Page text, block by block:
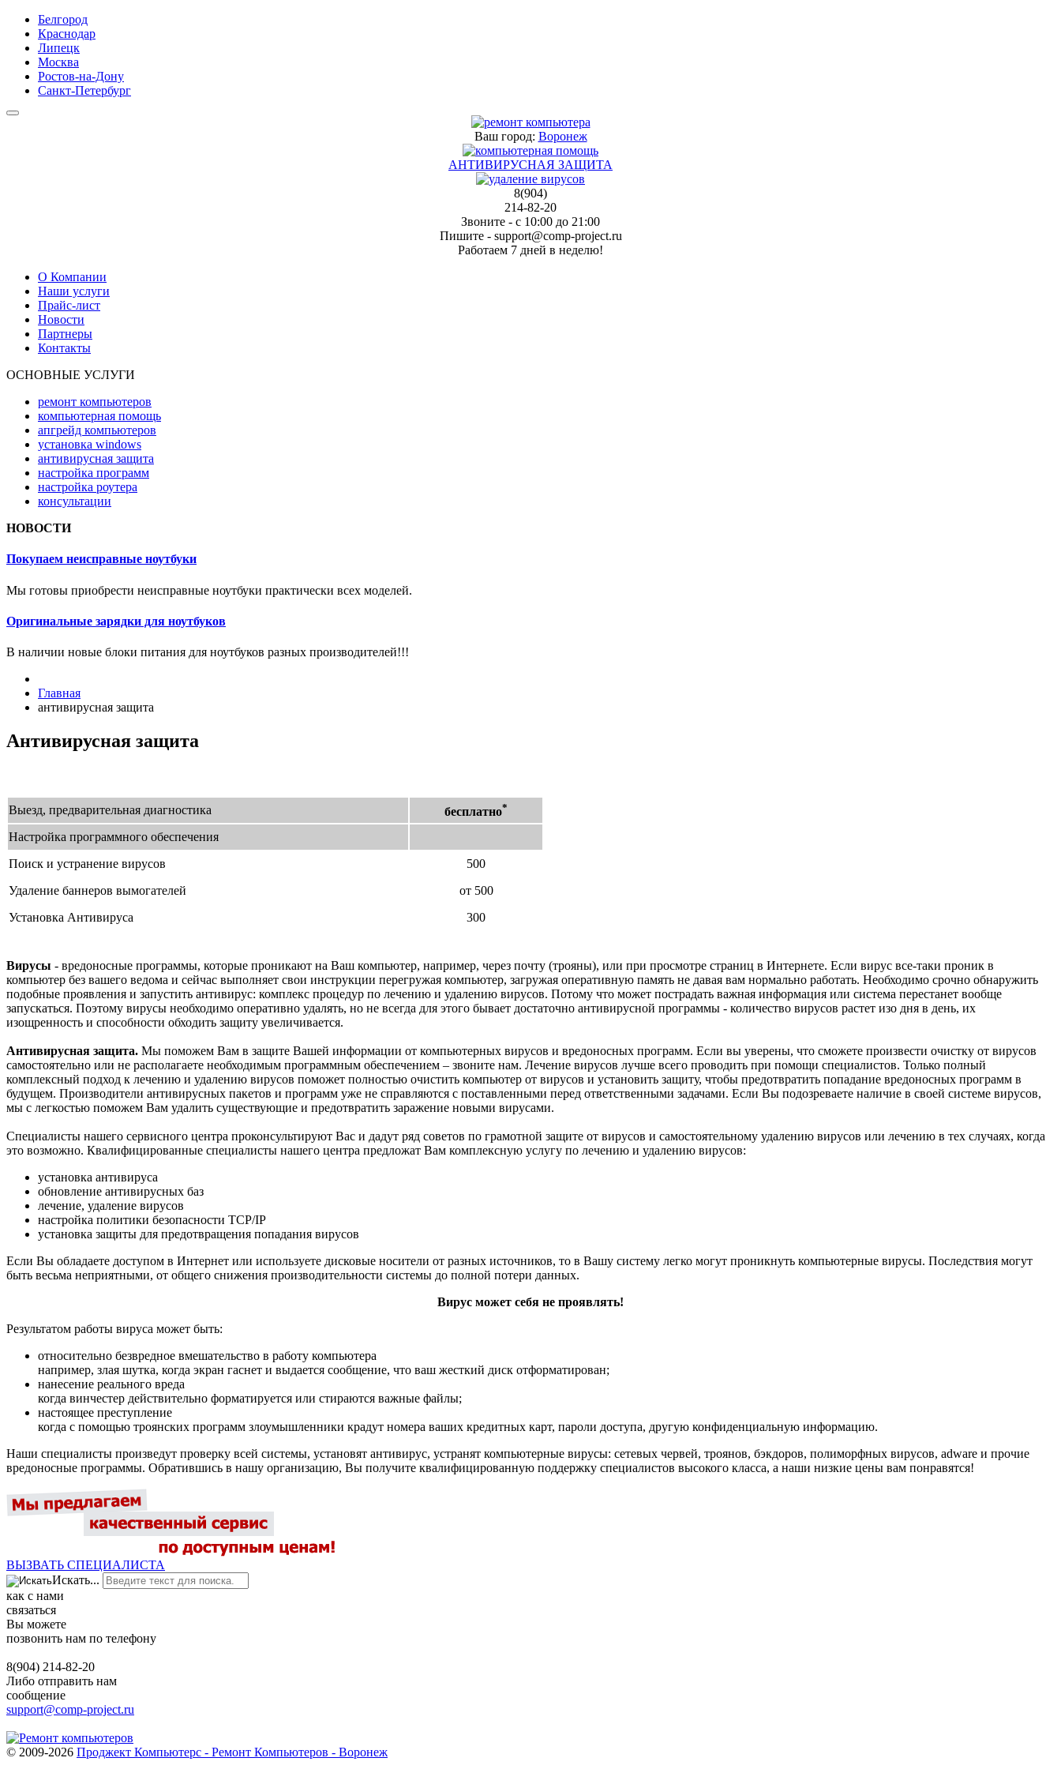
Белгород
Краснодар
Липецк
Москва
Ростов-на-Дону
Санкт-Петербург
Ваш город: Воронеж
АНТИВИРУСНАЯ ЗАЩИТА
8(904)
214-82-20
Звоните - с 10:00 до 21:00
Пишите - support@comp-project.ru
Работаем 7 дней в неделю!
О Компании
Наши услуги
Прайс-лист
Новости
Партнеры
Контакты
ОСНОВНЫЕ УСЛУГИ
ремонт компьютеров
компьютерная помощь
апгрейд компьютеров
установка windows
антивирусная защита
настройка программ
настройка роутера
консультации
НОВОСТИ
Покупаем неисправные ноутбуки
Мы готовы приобрести неисправные ноутбуки практически всех моделей.
Оригинальные зарядки для ноутбуков
В наличии новые блоки питания для ноутбуков разных производителей!!!
Главная
антивирусная защита
Антивирусная защита
Выезд, предварительная диагностика бесплатно*
Настройка программного обеспечения
Поиск и устранение вирусов
500
Удаление баннеров вымогателей
от 500
Установка Антивируса
300
Вирусы - вредоносные программы, которые проникают на Ваш компьютер, например, через почту (трояны), или при просмотре страниц в Интернете. Если вирус все-таки проник в
компьютер без вашего ведома и сейчас выполняет свои инструкции перегружая компьютер, загружая оперативную память не давая вам нормально работать. Необходимо срочно обнаружить
подобные проявления и запустить антивирус: комплекс процедур по лечению и удалению вирусов. Потому что может пострадать важная информация или система перестанет вообще
запускаться. Поэтому вирусы необходимо оперативно удалять, но не всегда для этого бывает достаточно антивирусной программы - количество вирусов растет изо дня в день, их
изощренность и способности обходить защиту увеличивается.
Антивирусная защита. Мы поможем Вам в защите Вашей информации от компьютерных вирусов и вредоносных программ. Если вы уверены, что сможете произвести очистку от вирусов
самостоятельно или не располагаете необходимым программным обеспечением – звоните нам. Лечение вирусов лучше всего проводить при помощи специалистов. Только полный
комплексный подход к лечению и удалению вирусов поможет полностью очистить компьютер от вирусов и установить защиту, чтобы предотвратить попадание вредоносных программ в
будущем. Производители антивирусных пакетов и программ уже не справляются с поставленными перед ответственными задачами. Если Вы подозреваете наличие в своей системе вирусов,
мы с легкостью поможем Вам удалить существующие и предотвратить заражение новыми вирусами.
Специалисты нашего сервисного центра проконсультируют Вас и дадут ряд советов по грамотной защите от вирусов и самостоятельному удалению вирусов или лечению в тех случаях, когда
это возможно. Квалифицированные специалисты нашего центра предложат Вам комплексную услугу по лечению и удалению вирусов:
установка антивируса
обновление антивирусных баз
лечение, удаление вирусов
настройка политики безопасности TCP/IP
установка защиты для предотвращения попадания вирусов
Если Вы обладаете доступом в Интернет или используете дисковые носители от разных источников, то в Вашу систему легко могут проникнуть компьютерные вирусы. Последствия могут
быть весьма неприятными, от общего снижения производительности системы до полной потери данных.
Вирус может себя не проявлять!
Результатом работы вируса может быть:
относительно безвредное вмешательство в работу компьютера
например, злая шутка, когда экран гаснет и выдается сообщение, что ваш жесткий диск отформатирован;
нанесение реального вреда
когда винчестер действительно форматируется или стираются важные файлы;
настоящее преступление
когда с помощью троянских программ злоумышленники крадут номера ваших кредитных карт, пароли доступа, другую конфиденциальную информацию.
Наши специалисты произведут проверку всей системы, установят антивирус, устранят компьютерные вирусы: сетевых червей, троянов, бэкдоров, полиморфных вирусов, adware и прочие
вредоносные программы. Обратившись в нашу организацию, Вы получите квалифицированную поддержку специалистов высокого класса, а наши низкие цены вам понравятся!
ВЫЗВАТЬ СПЕЦИАЛИСТА
Искать...
как с нами
связаться
Вы можете
позвонить нам по телефону
8(904) 214-82-20
Либо отправить нам
сообщение
support@comp-project.ru
© 2009-2026 Проджект Компьютерс - Ремонт Компьютеров - Воронеж